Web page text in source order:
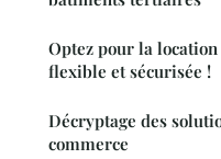
Optez pour la
flexible et sécurisée !
Décryptage des
commerce